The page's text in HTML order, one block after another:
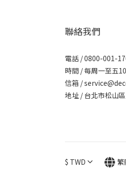
聯絡我們
電話 / 0800-001-
時間 / 每周一至五
信箱 /
地址 / 台北市松山
$ TWD